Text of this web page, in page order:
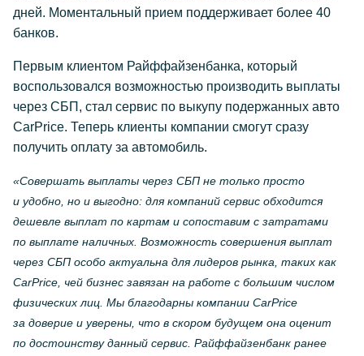
дней. Моментальный прием поддерживает более 40
банков.
Первым клиентом Райффайзенбанка, который
воспользовался возможностью производить выплаты
через СБП, стал сервис по выкупу подержанных авто
CarPrice. Теперь клиенты компании смогут сразу
получить оплату за автомобиль.
«Совершать выплаты через СБП не только просто
и удобно, но и выгодно: для компаний сервис обходится
дешевле выплат по картам и сопоставим с затратами
по выплате наличных. Возможность совершения выплат
через СБП особо актуальна для лидеров рынка, таких как
CarPrice, чей бизнес завязан на работе с большим числом
физических лиц. Мы благодарны компании CarPrice
за доверие и уверены, что в скором будущем она оценит
по достоинству данный сервис. Райффайзенбанк ранее